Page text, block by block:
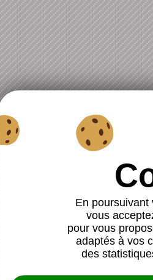
En poursuivant
vous
pour vous
adaptés à vos
des